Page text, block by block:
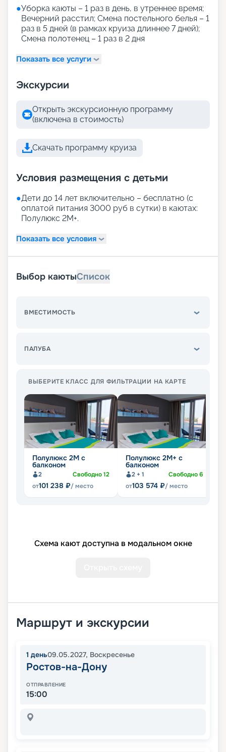
●Уборка каюты – 1 раз в день, в утреннее время;
Вечерний расстил; Смена постельного белья – 1
раз в 5 дней (в рамках круиза длиннее 7 дней);
Смена полотенец – 1 раз в 2 дня
Показать все услуги
Экскурсии
Открыть экскурсионную программу
(включена в стоимость)
Скачать программу круиза
Условия размещения с детьми
●Дети до 14 лет включительно – бесплатно (с
оплатой питания 3000 руб в сутки) в каютах:
Полулюкс 2М+.
Показать все условия
Выбор каютыСписок
ВМЕСТИМОСТЬ
ПАЛУБА
ВЫБЕРИТЕ КЛАСС ДЛЯ ФИЛЬТРАЦИИ НА КАРТЕ
Полулюкс 2М с
балконом
2 Свободно12
от101 238 ₽/ место
Полулюкс 2М+ с
балконом
2 + 1 Свободно6
от103 574 ₽/ место
Схема кают доступна в модальном окне
Маршрут и экскурсии
1 день09.05.2027, Воскресенье
Ростов-на-Дону
ОТПРАВЛЕНИЕ
15:00